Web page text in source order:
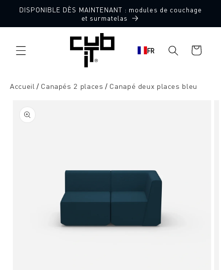
directement
DISPONIBLE DÈS MAINTENANT : modules de couchage
et surmatelas
FR
Panier
d'achat
Accueil Canapés 2 places Canapé deux places bleu
sur le
produit
Fabriqué en Allemagne 🖤